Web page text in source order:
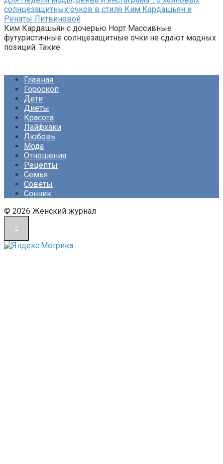
солнцезащитных очков в стиле Ким Кардашьян и
Ренаты Литвиновой
Ким Кардашьян с дочерью Норт Массивные
футуристичные солнцезащитные очки не сдают модных
позиций. Такие
Главная
Гороскоп
Дети
Диеты
Красота
Лайфхаки
Любовь
Мода
Отношения
Рецепты
Семья
Советы
Сонник
© 2026 Женский журнал